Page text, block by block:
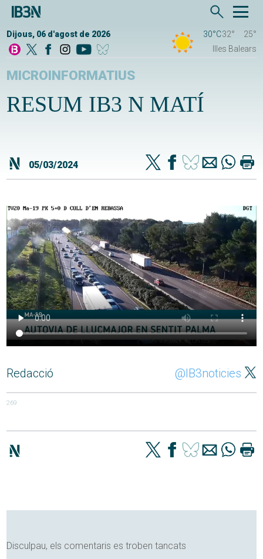
Dijous, 06 d'agost de 2026 30°C32°
25°
Illes Balears
MICROINFORMATIUS
RESUM IB3 N MATÍ
05/03/2024
Redacció @IB3noticies
269
Disculpau, els comentaris es troben tancats